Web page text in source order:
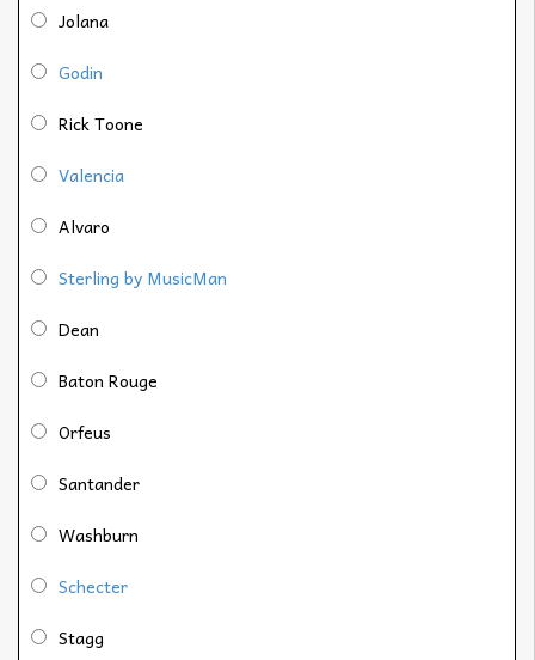
Jolana
Godin
Rick Toone
Valencia
Alvaro
Sterling by MusicMan
Dean
Baton Rouge
Orfeus
Santander
Washburn
Schecter
Stagg